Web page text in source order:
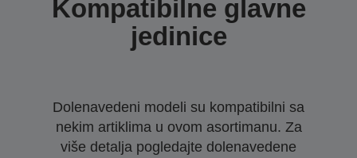
Kompatibilne glavne
jedinice
Dolenavedeni modeli su kompatibilni sa
nekim artiklima u ovom asortimanu. Za
više detalja pogledajte dolenavedene